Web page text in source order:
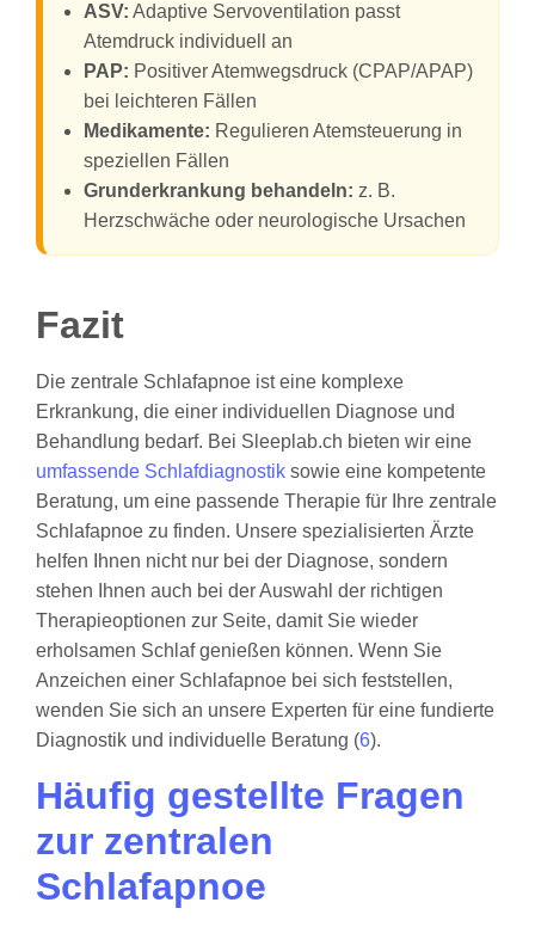
ASV: Adaptive Servoventilation passt
Atemdruck individuell an
PAP: Positiver Atemwegsdruck (CPAP/APAP)
bei leichteren Fällen
Medikamente: Regulieren Atemsteuerung in
speziellen Fällen
Grunderkrankung behandeln: z. B.
Herzschwäche oder neurologische Ursachen
Fazit
Die zentrale Schlafapnoe ist eine komplexe
Erkrankung, die einer individuellen Diagnose und
Behandlung bedarf. Bei Sleeplab.ch bieten wir eine
umfassende Schlafdiagnostik sowie eine kompetente
Beratung, um eine passende Therapie für Ihre zentrale
Schlafapnoe zu finden. Unsere spezialisierten Ärzte
helfen Ihnen nicht nur bei der Diagnose, sondern
stehen Ihnen auch bei der Auswahl der richtigen
Therapieoptionen zur Seite, damit Sie wieder
erholsamen Schlaf genießen können. Wenn Sie
Anzeichen einer Schlafapnoe bei sich feststellen,
wenden Sie sich an unsere Experten für eine fundierte
Diagnostik und individuelle Beratung (6).
Häufig gestellte Fragen
zur zentralen
Schlafapnoe